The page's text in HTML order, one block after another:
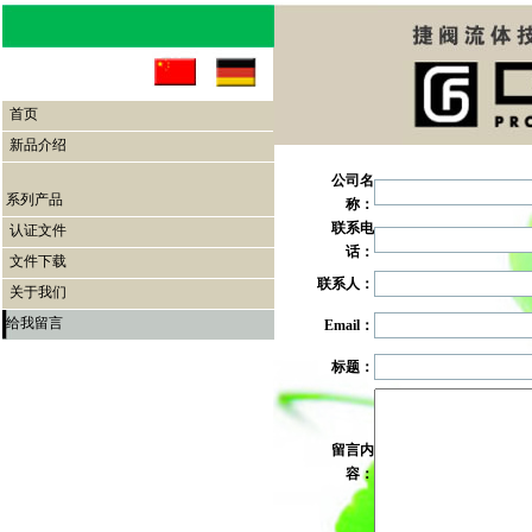
首页
新品介绍
系列产品
认证文件
文件下载
关于我们
给我留言
公司名
称：
联系电
话：
联系人：
Email：
标题：
留言内
容：